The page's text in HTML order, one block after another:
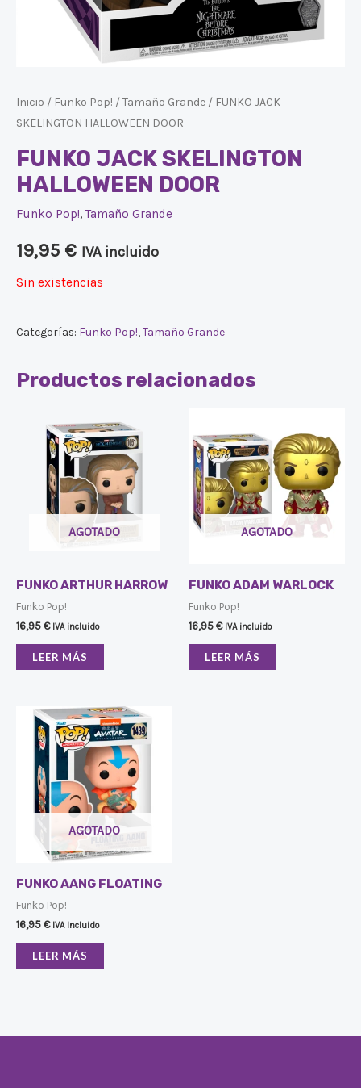
Inicio / Funko Pop! /Tamaño Grande / FUNKO JACK
SKELINGTON HALLOWEEN DOOR
FUNKO JACK SKELINGTON
HALLOWEEN DOOR
Funko Pop!,Tamaño Grande
19,95 € IVA incluido
Sin existencias
Categorías: Funko Pop!,Tamaño Grande
Productos relacionados
AGOTADO
FUNKO ARTHUR HARROW
Funko Pop!
16,95€ IVA incluido
LEER MÁS
AGOTADO
FUNKO ADAM WARLOCK
Funko Pop!
16,95€ IVA incluido
LEER MÁS
AGOTADO
FUNKO AANG FLOATING
Funko Pop!
16,95€ IVA incluido
LEER MÁS